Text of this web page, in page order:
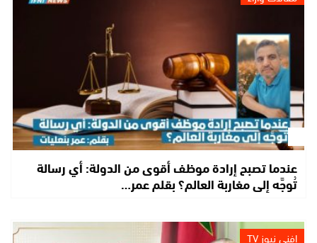
عندما تصبح إرادة موظف أقوى من الدولة: أي رسالة
تُوجَّه إلى مغاربة العالم؟ بقلم عمر…
إفني نيوز TV